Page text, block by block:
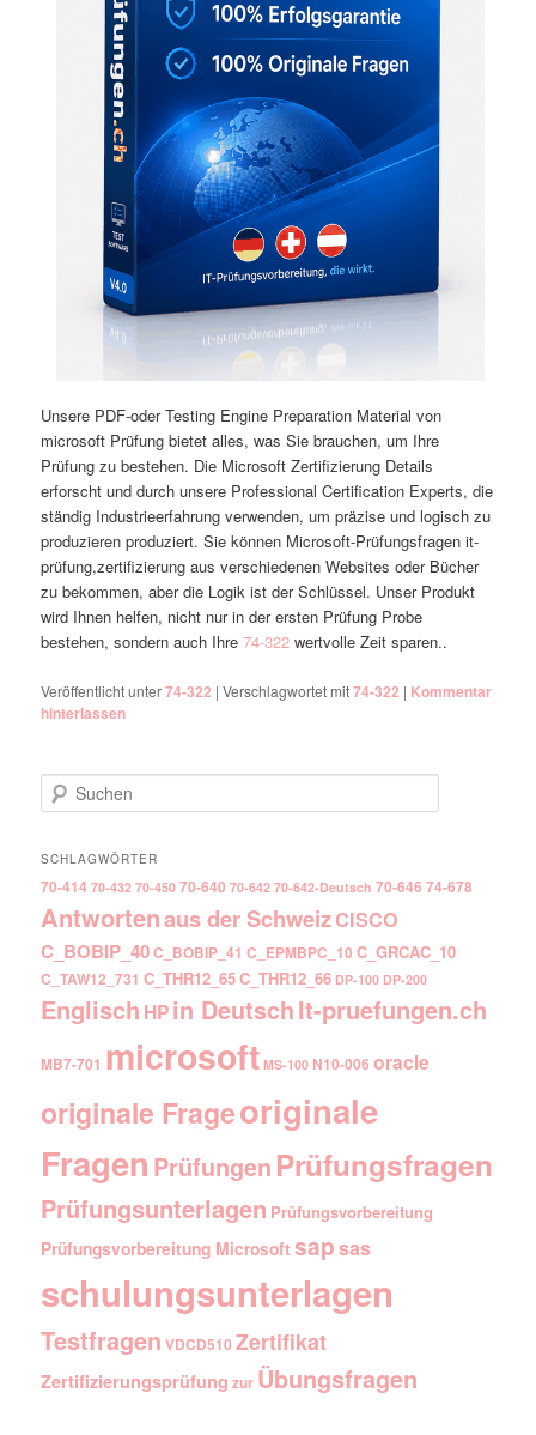
Unsere PDF-oder Testing Engine Preparation Material von
microsoft Prüfung bietet alles, was Sie brauchen, um Ihre
Prüfung zu bestehen. Die Microsoft Zertifizierung Details
erforscht und durch unsere Professional Certification Experts, die
ständig Industrieerfahrung verwenden, um präzise und logisch zu
produzieren produziert. Sie können Microsoft-Prüfungsfragen it-
prüfung,zertifizierung aus verschiedenen Websites oder Bücher
zu bekommen, aber die Logik ist der Schlüssel. Unser Produkt
wird Ihnen helfen, nicht nur in der ersten Prüfung Probe
bestehen, sondern auch Ihre74-322 wertvolle Zeit sparen..
Veröffentlicht unter74-322 |Verschlagwortet mit74-322 | Kommentar
hinterlassen
Suchen
SCHLAGWÖRTER
70-414 70-432 70-450 70-640 70-642 70-642-Deutsch 70-646 74-678
Antwortenaus der SchweizCISCO
C_BOBIP_40C_BOBIP_41 C_EPMBPC_10 C_GRCAC_10
C_TAW12_731 C_THR12_65C_THR12_66 DP-100 DP-200
Englisch HPin DeutschIt-pruefungen.ch
MB7-701 microsoft MS-100 N10-006 oracle
originale Frageoriginale
Fragen Prüfungen Prüfungsfragen
Prüfungsunterlagen Prüfungsvorbereitung
Prüfungsvorbereitung Microsoft sapsas
schulungsunterlagen
Testfragen VDCD510 Zertifikat
Zertifizierungsprüfung zur Übungsfragen